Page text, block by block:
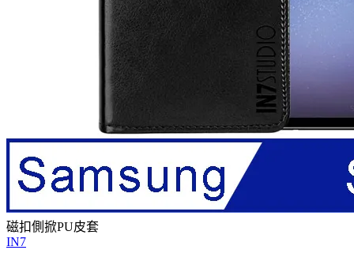
磁扣側掀PU皮套
IN7